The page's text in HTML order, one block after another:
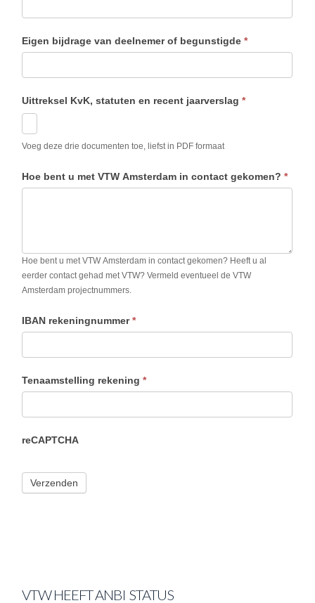
Eigen bijdrage van deelnemer of begunstigde*
Uittreksel KvK, statuten en recent jaarverslag*
Voeg deze drie documenten toe, liefst in PDF formaat
Hoe bent u met VTW Amsterdam in contact gekomen?*
Hoe bent u met VTW Amsterdam in contact gekomen? Heeft u al
eerder contact gehad met VTW? Vermeld eventueel de VTW
Amsterdam projectnummers.
IBAN rekeningnummer*
Tenaamstelling rekening*
reCAPTCHA
VTW HEEFT ANBI STATUS